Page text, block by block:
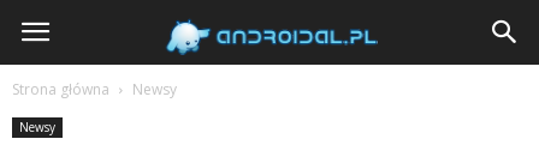
Androidal
Strona główna Newsy
Newsy